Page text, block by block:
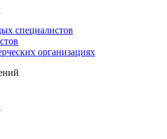
специалистов
организациях